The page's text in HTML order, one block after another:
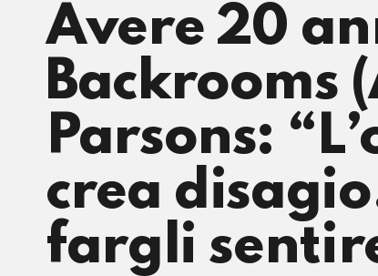
Avere 20
Backrooms
Parsons:
crea
fargli